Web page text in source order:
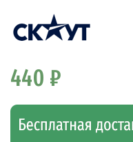
440 ₽